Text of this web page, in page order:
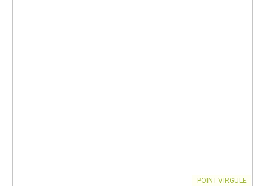
POINT-VIRGULE